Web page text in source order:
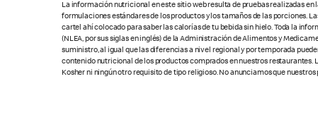
La información nutricional en este sitio web resulta de pruebas realizadas
formulaciones estándares de los productos y los tamaños de las porciones.
cartel ahí colocado para saber las calorías de tu bebida sin hielo. Toda la
(NLEA, por sus siglas en inglés) de la Administración de Alimentos y
suministro, al igual que las diferencias a nivel regional y por temporada
contenido nutricional de los productos comprados en nuestros restaurantes.
Kosher ni ningún otro requisito de tipo religioso. No anunciamos que